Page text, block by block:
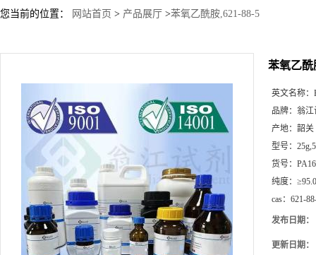
您当前的位置： 网站首页 > 产品展厅 >苯氧乙酰胺,621-88-5
苯氧乙酰
英文名称：
品牌： 翁江
产地： 韶关
型号：
货号：
纯度：
cas： 621-
发布日期：
更新日期：